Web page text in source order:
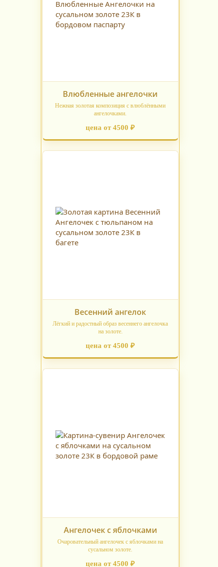
Влюбленные ангелочки
Нежная золотая композиция с влюблёнными
ангелочками.
цена от 4500 ₽
Весенний ангелок
Лёгкий и радостный образ весеннего ангелочка
на золоте.
цена от 4500 ₽
Ангелочек с яблочками
Очаровательный ангелочек с яблочками на
сусальном золоте.
цена от 4500 ₽